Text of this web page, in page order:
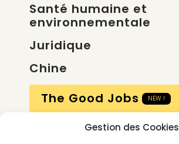
Gestion des Cookies
Santé humaine et
environnementale
Juridique
Chine
The Good Jobs
NEW !